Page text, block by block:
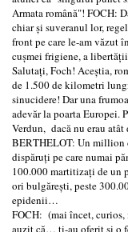
Armata română"! FOCH:
chiar şi suveranul lor,
front pe care le-am văzut
cuşmei frigiene, a
Salutaţi, Foch! Aceştia,
de 1.500 de kilometri
sinucidere! Dar una
adevăr la poarta Europei.
Verdun, dacă nu erau
BERTHELOT: Un million
dispăruţi pe care numai
100.000 martitizaţi de un
ori bulgăreşti, peste
epidenii…
FOCH: (mai încet, curios,
auzit că… ţi-au oferit şi o